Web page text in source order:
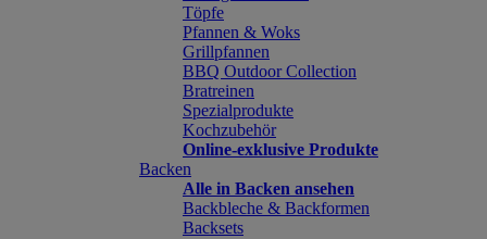
Töpfe
Pfannen & Woks
Grillpfannen
BBQ Outdoor Collection
Bratreinen
Spezialprodukte
Kochzubehör
Online-exklusive Produkte
Backen
Alle in Backen ansehen
Backbleche & Backformen
Backsets